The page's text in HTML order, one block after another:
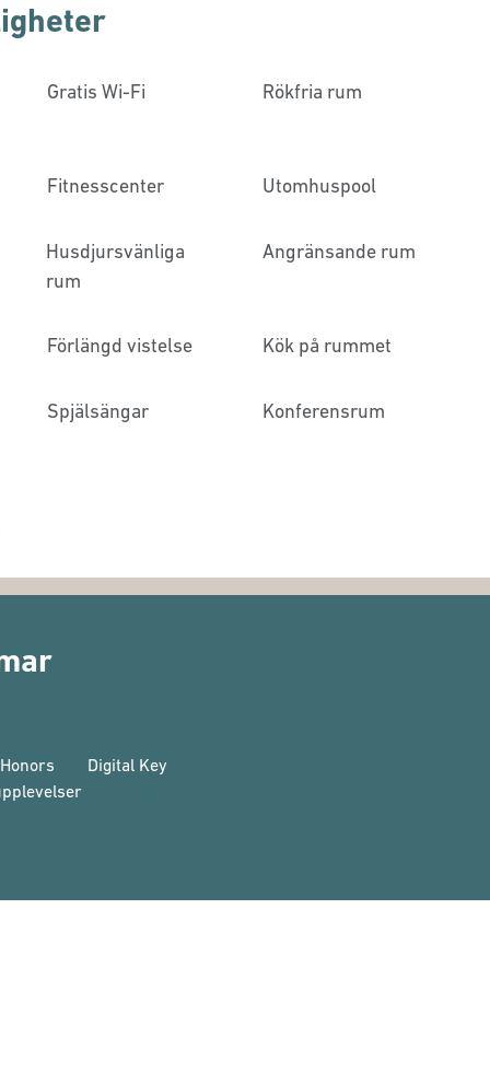
Gratis Wi-Fi Rökfria rum
Fitnesscenter Utomhuspool
Husdjursvänliga
rum
Angränsande rum
Förlängd vistelse Kök på rummet
Spjälsängar Konferensrum
Digital Key